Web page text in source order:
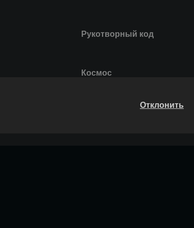
Рукотворный код
Космос
Рукотворный код
Отклонить